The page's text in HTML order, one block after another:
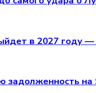
в 2027 году
задолженность